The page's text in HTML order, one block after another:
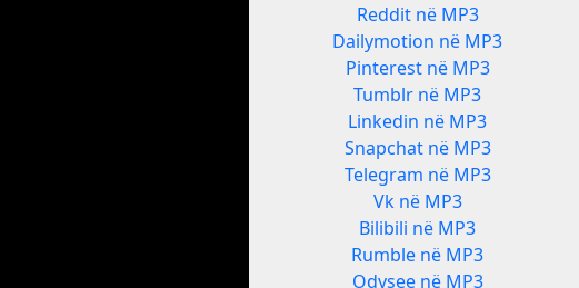
Reddit në MP3
Dailymotion në MP3
Pinterest në MP3
Tumblr në MP3
Linkedin në MP3
Snapchat në MP3
Telegram në MP3
Vk në MP3
Bilibili në MP3
Rumble në MP3
Odysee në MP3